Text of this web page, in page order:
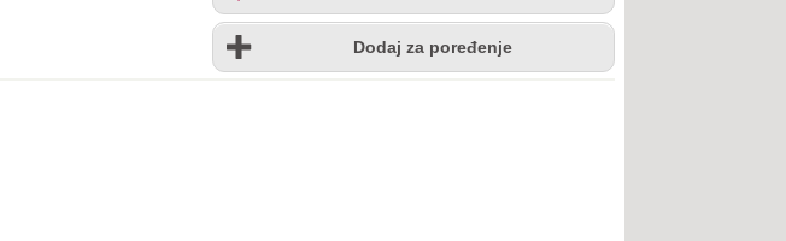
listu
želja
Uporedi
Dodaj za poređenje